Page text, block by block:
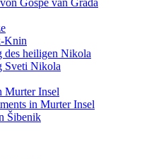
Knin
des heiligen Nikola
Sveti Nikola
Murter Insel
in Murter Insel
Šibenik